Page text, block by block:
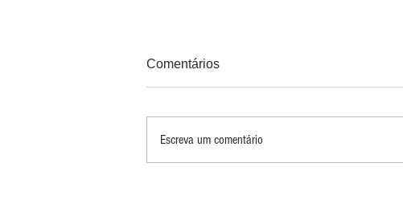
Comentários
Escreva um comentário